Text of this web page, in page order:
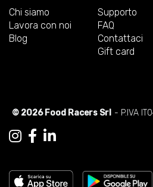
Chi siamo
Lavora con noi
Blog
Supporto
FAQ
Contattaci
Gift card
© 2026 Food Racers Srl - P.IVA